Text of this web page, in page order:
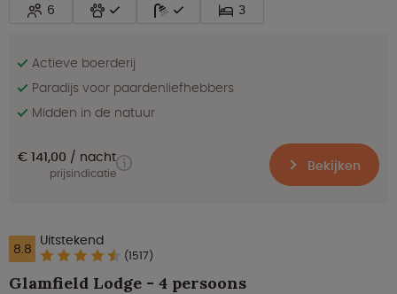
6 3
Actieve boerderij
Paradijs voor paardenliefhebbers
Midden in de natuur
€ 141,00 nacht
prijsindicatie Bekijken
8.8 Uitstekend
(1517)
Glamfield Lodge - 4 persoons